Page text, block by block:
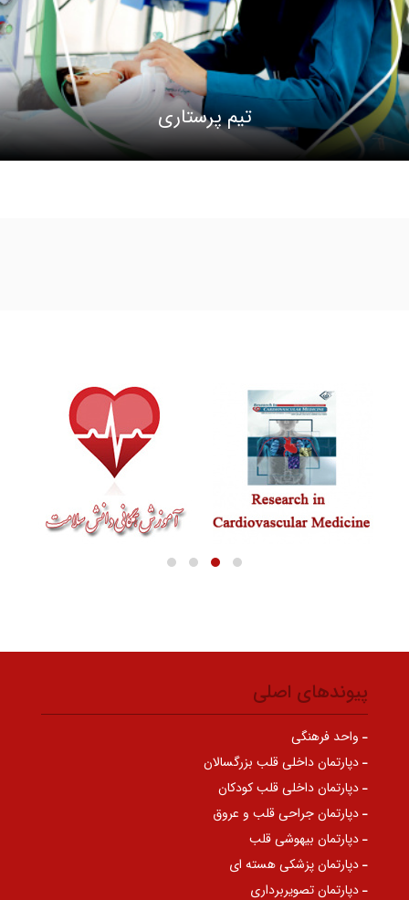
تیم پرستاری
پیوندهای اصلی
واحد فرهنگی
دپارتمان داخلی قلب بزرگسالان
دپارتمان داخلی قلب کودکان
دپارتمان جراحی قلب و عروق
دپارتمان بیهوشی قلب
دپارتمان پزشکی هسته ای
دپارتمان تصویربرداری